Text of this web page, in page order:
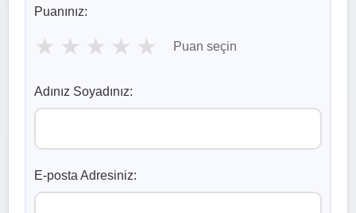
Puanınız:
★ ★ ★ ★ ★ Puan seçin
Adınız Soyadınız:
E-posta Adresiniz: